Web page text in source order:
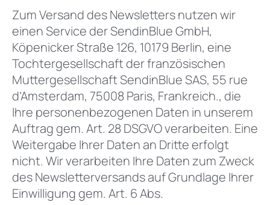
Zum Versand des Newsletters nutzen wir
einen Service der SendinBlue GmbH,
Köpenicker Straße 126, 10179 Berlin, eine
Tochtergesellschaft der französischen
Muttergesellschaft SendinBlue SAS, 55 rue
d’Amsterdam, 75008 Paris, Frankreich., die
Ihre personenbezogenen Daten in unserem
Auftrag gem. Art. 28 DSGVO verarbeiten. Eine
Weitergabe Ihrer Daten an Dritte erfolgt
nicht. Wir verarbeiten Ihre Daten zum Zweck
des Newsletterversands auf Grundlage Ihrer
Einwilligung gem. Art. 6 Abs.